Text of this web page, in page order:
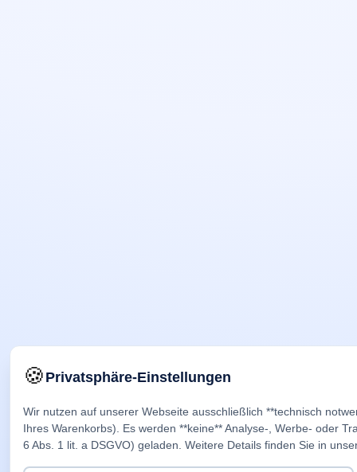
🍪Privatsphäre-Einstellungen
Wir nutzen auf unserer Webseite ausschließlich **technisch
Ihres Warenkorbs). Es werden **keine** Analyse-, Werbe- oder
6 Abs. 1 lit. a DSGVO) geladen. Weitere Details finden Sie in